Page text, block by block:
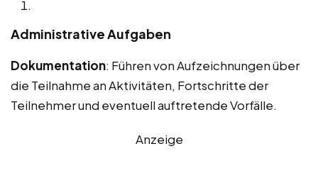
Administrative Aufgaben
Dokumentation: Führen von Aufzeichnungen über
die Teilnahme an Aktivitäten, Fortschritte der
Teilnehmer und eventuell auftretende Vorfälle.
Anzeige